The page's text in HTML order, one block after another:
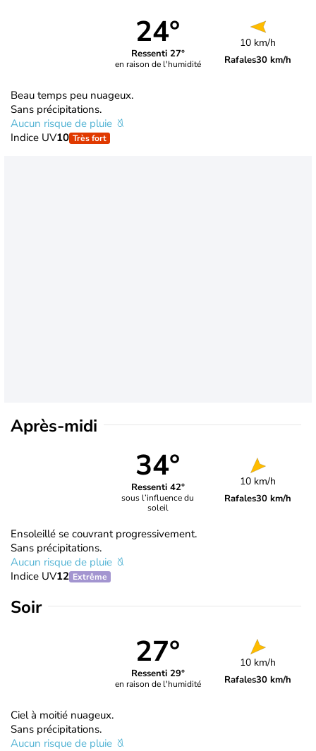
24°
Ressenti 27°
en raison de l'humidité
10 km/h
Rafales30 km/h
Beau temps peu nuageux.
Sans précipitations.
Aucun risque de pluie
Indice UV10 Très fort
Après-midi
34°
Ressenti 42°
sous l’influence du
soleil
10 km/h
Rafales30 km/h
Ensoleillé se couvrant progressivement.
Sans précipitations.
Aucun risque de pluie
Indice UV12 Extrême
Soir
27°
Ressenti 29°
en raison de l'humidité
10 km/h
Rafales30 km/h
Ciel à moitié nuageux.
Sans précipitations.
Aucun risque de pluie